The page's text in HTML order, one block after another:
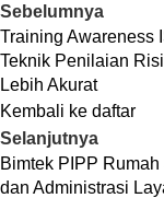
Sebelumnya
Training Awareness
Teknik Penilaian
Lebih Akurat
Kembali ke daftar
Selanjutnya
Bimtek PIPP
dan Administrasi